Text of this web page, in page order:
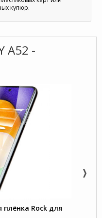
купюр.
A52 -
плёнка Rock для